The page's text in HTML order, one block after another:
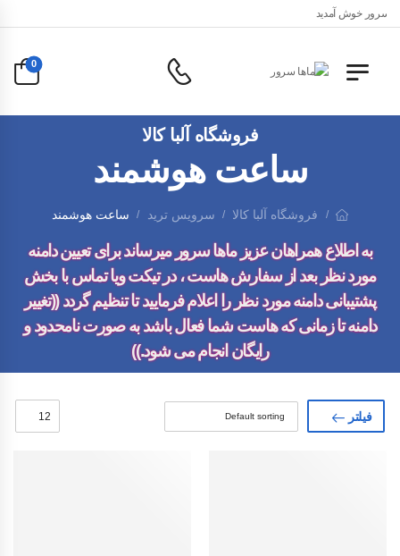
سرور خوش آمدید
0
فروشگاه آلبا کالا
ساعت هوشمند
/ فروشگاه آلبا کالا / سرویس ترید / ساعت هوشمند
به اطلاع همراهان عزیز ماها سرور میرساند برای تعیین دامنه
مورد نظر بعد از سفارش هاست ، در تیکت ویا تماس با بخش
پشتیبانی دامنه مورد نظر را اعلام فرمایید تا تنظیم گردد ((تغییر
دامنه تا زمانی که هاست شما فعال باشد به صورتنامحدودو
رایگان انجام می شود.))
فیلتر